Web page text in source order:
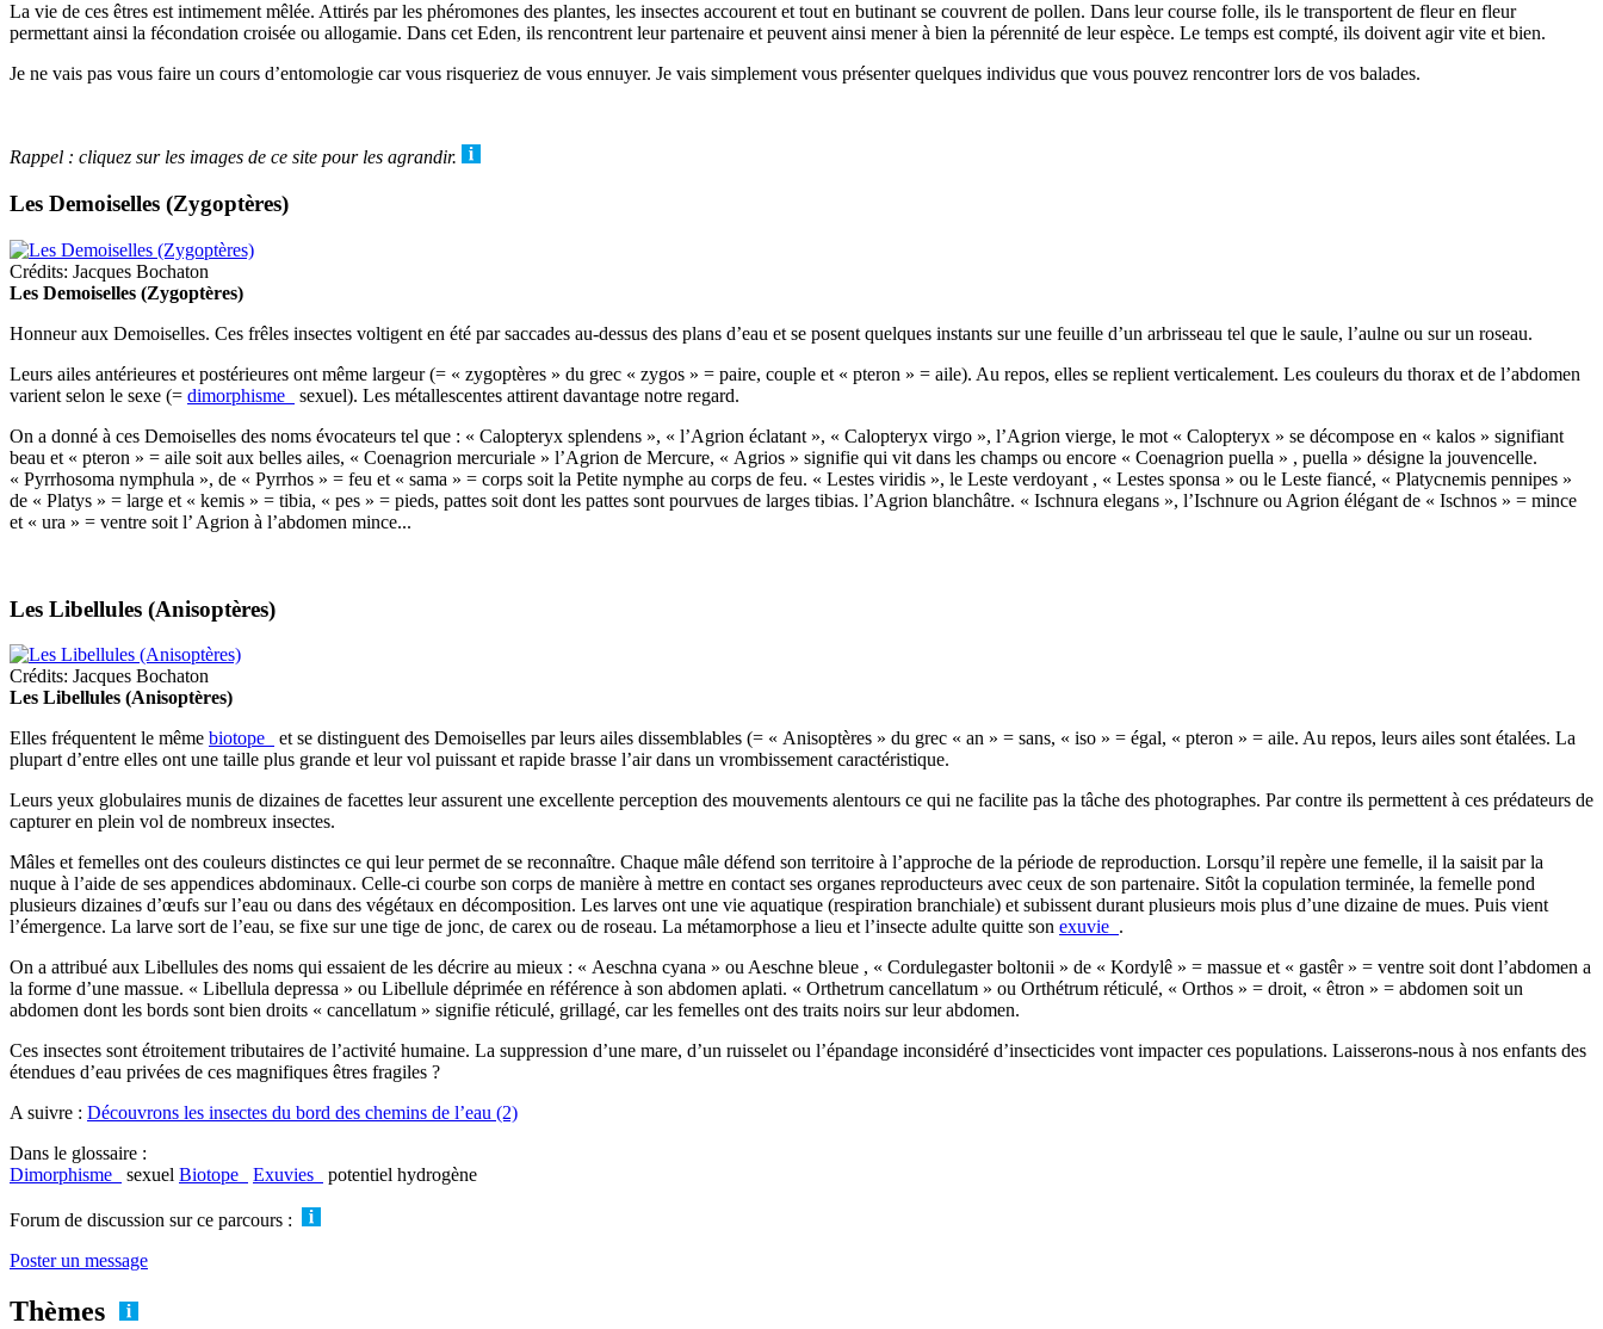
La vie de ces êtres est intimement mêlée. Attirés par les phéromones des plantes, les insectes accourent et tout en butinant se couvrent de pollen. Dans leur course folle, ils le transportent de fleur en fleur
permettant ainsi la fécondation croisée ou allogamie. Dans cet Eden, ils rencontrent leur partenaire et peuvent ainsi mener à bien la pérennité de leur espèce. Le temps est compté, ils doivent agir vite et bien.
Je ne vais pas vous faire un cours d’entomologie car vous risqueriez de vous ennuyer. Je vais simplement vous présenter quelques individus que vous pouvez rencontrer lors de vos balades.
Rappel : cliquez sur les images de ce site pour les agrandir.
Les Demoiselles (Zygoptères)
Crédits: Jacques Bochaton
Les Demoiselles (Zygoptères)
Honneur aux Demoiselles. Ces frêles insectes voltigent en été par saccades au-dessus des plans d’eau et se posent quelques instants sur une feuille d’un arbrisseau tel que le saule, l’aulne ou sur un roseau.
Leurs ailes antérieures et postérieures ont même largeur (= « zygoptères » du grec « zygos » = paire, couple et « pteron » = aile). Au repos, elles se replient verticalement. Les couleurs du thorax et de l’abdomen
varient selon le sexe (= dimorphisme
sexuel). Les métallescentes attirent davantage notre regard.
On a donné à ces Demoiselles des noms évocateurs tel que : « Calopteryx splendens », « l’Agrion éclatant », « Calopteryx virgo », l’Agrion vierge, le mot « Calopteryx » se décompose en « kalos » signifiant
beau et « pteron » = aile soit aux belles ailes, « Coenagrion mercuriale » l’Agrion de Mercure, « Agrios » signifie qui vit dans les champs ou encore « Coenagrion puella » , puella » désigne la jouvencelle.
« Pyrrhosoma nymphula », de « Pyrrhos » = feu et « sama » = corps soit la Petite nymphe au corps de feu. « Lestes viridis », le Leste verdoyant , « Lestes sponsa » ou le Leste fiancé, « Platycnemis pennipes »
de « Platys » = large et « kemis » = tibia, « pes » = pieds, pattes soit dont les pattes sont pourvues de larges tibias. l’Agrion blanchâtre. « Ischnura elegans », l’Ischnure ou Agrion élégant de « Ischnos » = mince
et « ura » = ventre soit l’ Agrion à l’abdomen mince...
Les Libellules (Anisoptères)
Crédits: Jacques Bochaton
Les Libellules (Anisoptères)
Elles fréquentent le même biotope
et se distinguent des Demoiselles par leurs ailes dissemblables (= « Anisoptères » du grec « an » = sans, « iso » = égal, « pteron » = aile. Au repos, leurs ailes sont étalées. La
plupart d’entre elles ont une taille plus grande et leur vol puissant et rapide brasse l’air dans un vrombissement caractéristique.
Leurs yeux globulaires munis de dizaines de facettes leur assurent une excellente perception des mouvements alentours ce qui ne facilite pas la tâche des photographes. Par contre ils permettent à ces prédateurs de
capturer en plein vol de nombreux insectes.
Mâles et femelles ont des couleurs distinctes ce qui leur permet de se reconnaître. Chaque mâle défend son territoire à l’approche de la période de reproduction. Lorsqu’il repère une femelle, il la saisit par la
nuque à l’aide de ses appendices abdominaux. Celle-ci courbe son corps de manière à mettre en contact ses organes reproducteurs avec ceux de son partenaire. Sitôt la copulation terminée, la femelle pond
plusieurs dizaines d’œufs sur l’eau ou dans des végétaux en décomposition. Les larves ont une vie aquatique (respiration branchiale) et subissent durant plusieurs mois plus d’une dizaine de mues. Puis vient
l’émergence. La larve sort de l’eau, se fixe sur une tige de jonc, de carex ou de roseau. La métamorphose a lieu et l’insecte adulte quitte son exuvie .
On a attribué aux Libellules des noms qui essaient de les décrire au mieux : « Aeschna cyana » ou Aeschne bleue , « Cordulegaster boltonii » de « Kordylê » = massue et « gastêr » = ventre soit dont l’abdomen a
la forme d’une massue. « Libellula depressa » ou Libellule déprimée en référence à son abdomen aplati. « Orthetrum cancellatum » ou Orthétrum réticulé, « Orthos » = droit, « êtron » = abdomen soit un
abdomen dont les bords sont bien droits « cancellatum » signifie réticulé, grillagé, car les femelles ont des traits noirs sur leur abdomen.
Ces insectes sont étroitement tributaires de l’activité humaine. La suppression d’une mare, d’un ruisselet ou l’épandage inconsidéré d’insecticides vont impacter ces populations. Laisserons-nous à nos enfants des
étendues d’eau privées de ces magnifiques êtres fragiles ?
A suivre : Découvrons les insectes du bord des chemins de l’eau (2)
Dans le glossaire :
Dimorphisme
sexuel Biotope Exuvies potentiel hydrogène
Forum de discussion sur ce parcours :
Poster un message
Thèmes